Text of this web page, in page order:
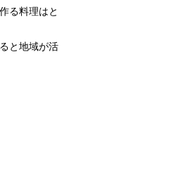
る料理はと
と地域が活